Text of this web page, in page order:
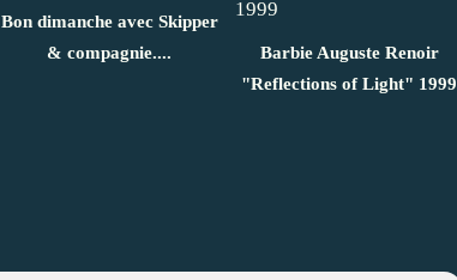
Bon dimanche avec Skipper
& compagnie....
Barbie Auguste Renoir
"Reflections of Light" 1999